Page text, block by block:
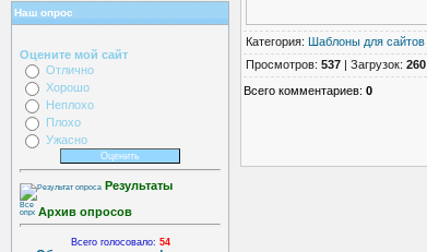
Наш опрос
Оцените мой сайт
Отлично
Хорошо
Неплохо
Плохо
Ужасно
Результаты
Архив опросов
Всего голосовало: 54
Категория: Шаблоны для сайтов
Просмотров: 537 | Загрузок: 260
Всего комментариев: 0